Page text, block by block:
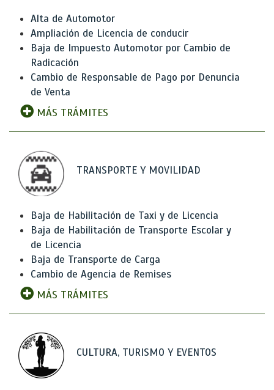
Alta de Automotor
Ampliación de Licencia de conducir
Baja de Impuesto Automotor por Cambio de
Radicación
Cambio de Responsable de Pago por Denuncia
de Venta
MÁS TRÁMITES
TRANSPORTE Y MOVILIDAD
Baja de Habilitación de Taxi y de Licencia
Baja de Habilitación de Transporte Escolar y
de Licencia
Baja de Transporte de Carga
Cambio de Agencia de Remises
MÁS TRÁMITES
CULTURA, TURISMO Y EVENTOS